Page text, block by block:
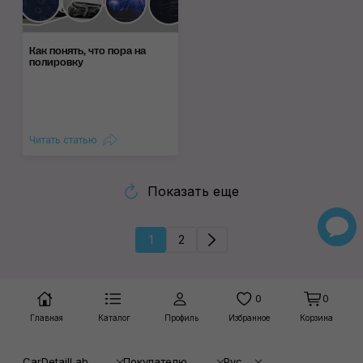
Как понять, что пора на
полировку
Читать статью
Показать еще
1 2
Главная Каталог Профиль
0
Избранное
0
Корзина